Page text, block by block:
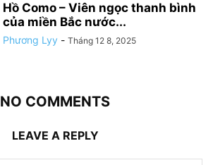
Hồ Como – Viên ngọc thanh bình
của miền Bắc nước...
Phương Lyy - Tháng 12 8, 2025
NO COMMENTS
LEAVE A REPLY